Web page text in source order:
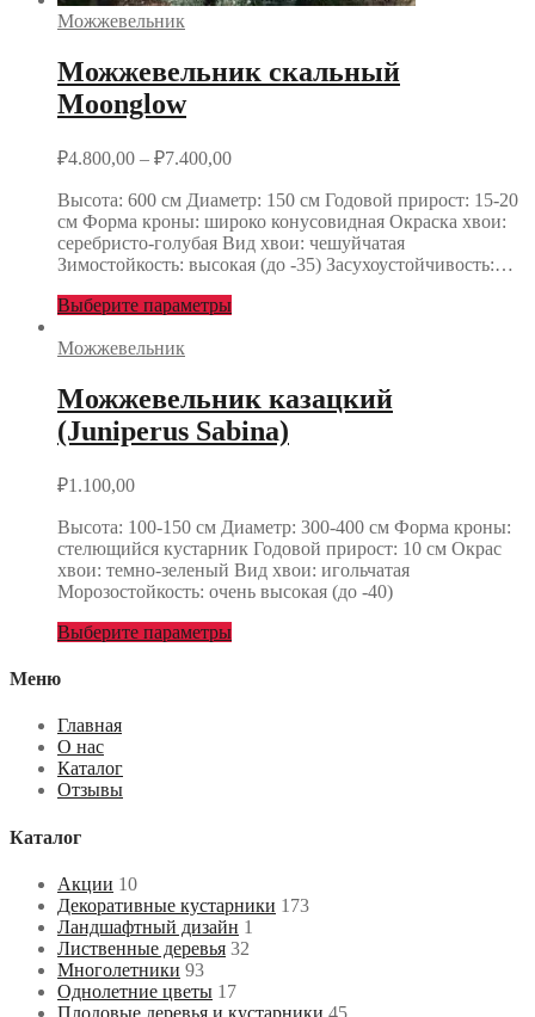
Можжевельник
Можжевельник скальный
Moonglow
₽4.800,00 – ₽7.400,00
Высота: 600 см Диаметр: 150 см Годовой прирост: 15-20
см Форма кроны: широко конусовидная Окраска хвои:
серебристо-голубая Вид хвои: чешуйчатая
Зимостойкость: высокая (до -35) Засухоустойчивость:…
Выберите параметры
Можжевельник
Можжевельник казацкий
(Juniperus Sabina)
₽1.100,00
Высота: 100-150 см Диаметр: 300-400 см Форма кроны:
стелющийся кустарник Годовой прирост: 10 см Окрас
хвои: темно-зеленый Вид хвои: игольчатая
Морозостойкость: очень высокая (до -40)
Выберите параметры
Меню
Главная
О нас
Каталог
Отзывы
Каталог
Акции 10
Декоративные кустарники 173
Ландшафтный дизайн 1
Лиственные деревья 32
Многолетники 93
Однолетние цветы 17
Плодовые деревья и кустарники 45